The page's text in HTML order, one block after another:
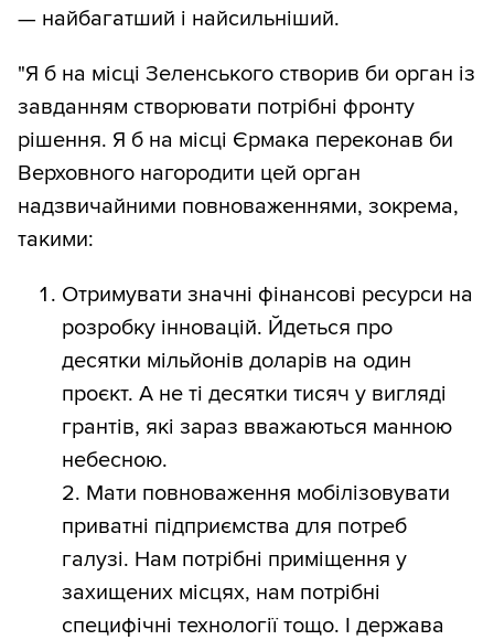
— найбагатший і найсильніший.
"Я б на місці Зеленського створив би орган із
завданням створювати потрібні фронту
рішення. Я б на місці Єрмака переконав би
Верховного нагородити цей орган
надзвичайними повноваженнями, зокрема,
такими:
Отримувати значні фінансові ресурси на
розробку інновацій. Йдеться про
десятки мільйонів доларів на один
проєкт. А не ті десятки тисяч у вигляді
грантів, які зараз вважаються манною
небесною.
2. Мати повноваження мобілізовувати
приватні підприємства для потреб
галузі. Нам потрібні приміщення у
захищених місцях, нам потрібні
специфічні технології тощо. І держава